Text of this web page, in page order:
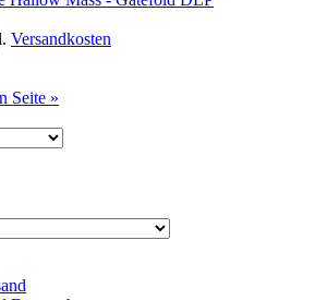
Versandkosten
Seite »